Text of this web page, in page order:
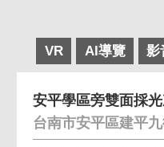
VR AI導覽 影
台南市安平區建平